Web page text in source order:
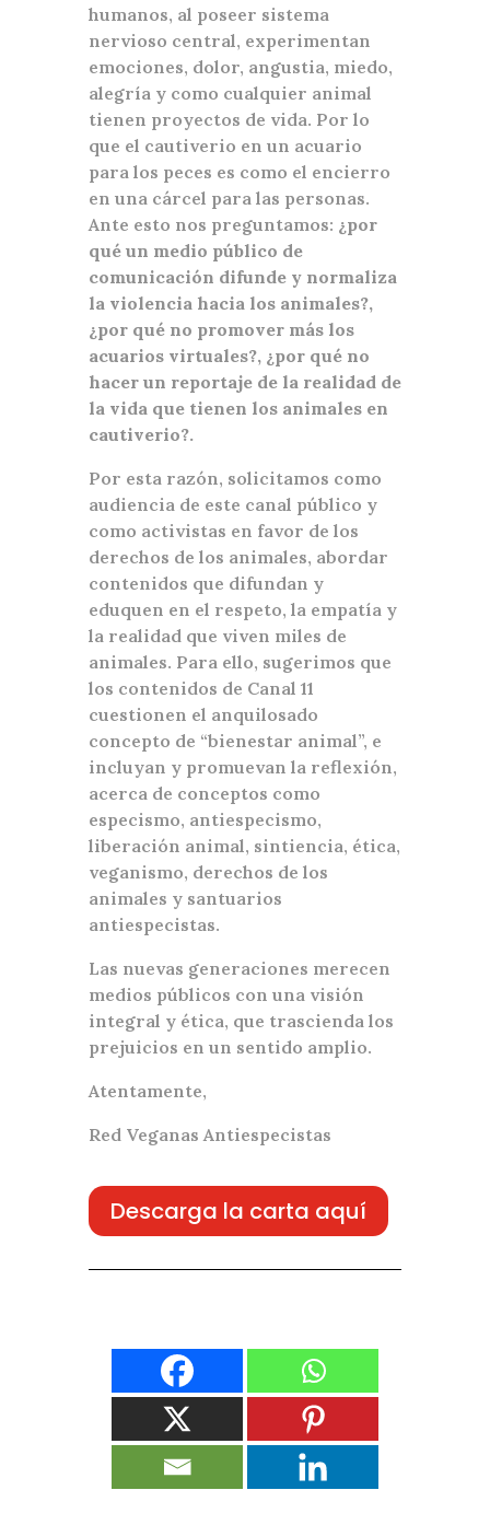
humanos, al poseer sistema
nervioso central, experimentan
emociones, dolor, angustia, miedo,
alegría y como cualquier animal
tienen proyectos de vida. Por lo
que el cautiverio en un acuario
para los peces es como el encierro
en una cárcel para las personas.
Ante esto nos preguntamos: ¿por
qué un medio público de
comunicación difunde y normaliza
la violencia hacia los animales?,
¿por qué no promover más los
acuarios virtuales?, ¿por qué no
hacer un reportaje de la realidad de
la vida que tienen los animales en
cautiverio?.
Por esta razón, solicitamos como
audiencia de este canal público y
como activistas en favor de los
derechos de los animales, abordar
contenidos que difundan y
eduquen en el respeto, la empatía y
la realidad que viven miles de
animales. Para ello, sugerimos que
los contenidos de Canal 11
cuestionen el anquilosado
concepto de “bienestar animal”, e
incluyan y promuevan la reflexión,
acerca de conceptos como
especismo, antiespecismo,
liberación animal, sintiencia, ética,
veganismo, derechos de los
animales y santuarios
antiespecistas.
Las nuevas generaciones merecen
medios públicos con una visión
integral y ética, que trascienda los
prejuicios en un sentido amplio.
Atentamente,
Red Veganas Antiespecistas
Descarga la carta aquí